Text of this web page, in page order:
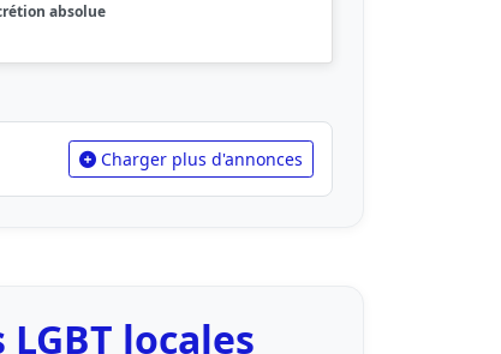
absolue
Charger plus d'annonces
locales